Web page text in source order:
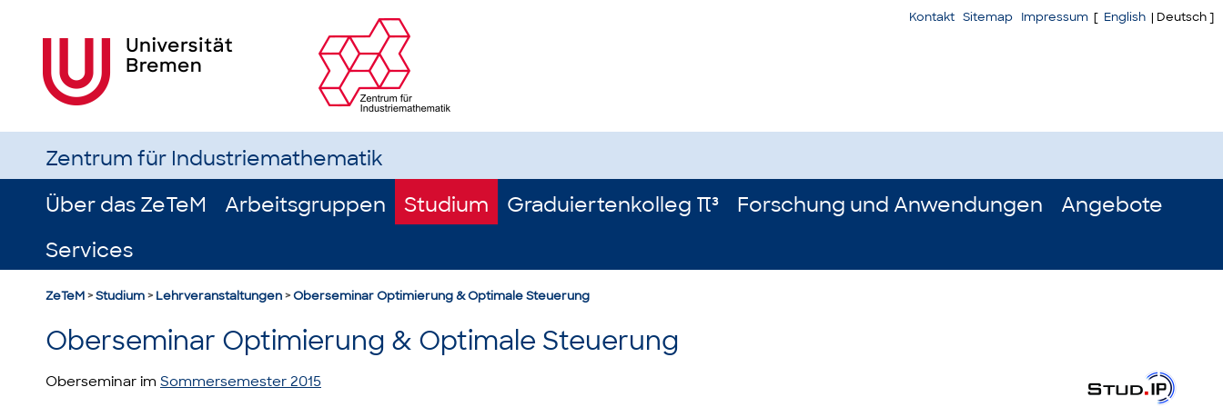
Zentrum für Industriemathematik
Über das ZeTeM
Arbeitsgruppen Studium Graduiertenkolleg π³ Forschung und Anwendungen
Angebote
Services
ZeTeM>Studium> Lehrveranstaltungen>Oberseminar Optimierung & Optimale Steuerung
Kontakt Sitemap Impressum [ English | Deutsch ]
Oberseminar Optimierung & Optimale Steuerung
Oberseminar im Sommersemester 2015